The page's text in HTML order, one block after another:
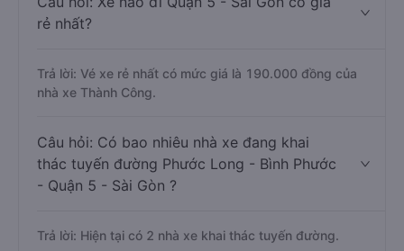
rẻ nhất?
Trả lời: Vé xe rẻ nhất có mức giá là 190.000 đồng của
nhà xe Thành Công.
Câu hỏi: Có bao nhiêu nhà xe đang khai
thác tuyến đường Phước Long - Bình Phước
- Quận 5 - Sài Gòn ?
Trả lời: Hiện tại có 2 nhà xe khai thác tuyến đường.